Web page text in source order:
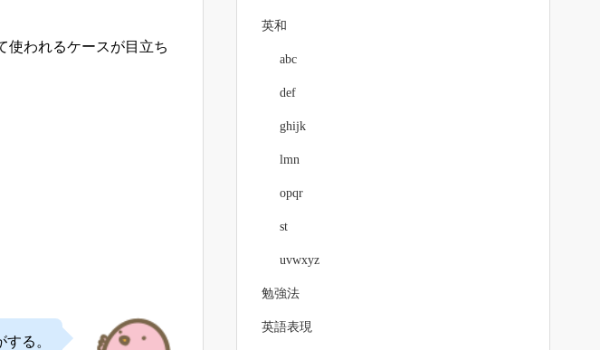
使われるケースが目立ち
る。
英和
abc
def
ghijk
lmn
opqr
st
uvwxyz
勉強法
英語表現